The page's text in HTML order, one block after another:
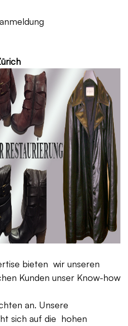
bieten wir unseren
Kunden unser Know-how
an. Unsere
sich auf die hohen